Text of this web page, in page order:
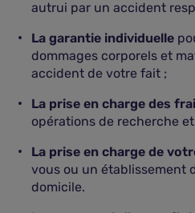
autrui par un accident
La garantie individuelle
dommages corporels et
accident de votre fait ;
La prise en charge des
opérations de recherche
La prise en charge de
vous ou un établissement
domicile.